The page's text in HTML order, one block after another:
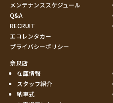
メンテナンススケジュール
Q&A
RECRUIT
エコレンタカー
プライバシーポリシー
奈良店
在庫情報
スタッフ紹介
納車式